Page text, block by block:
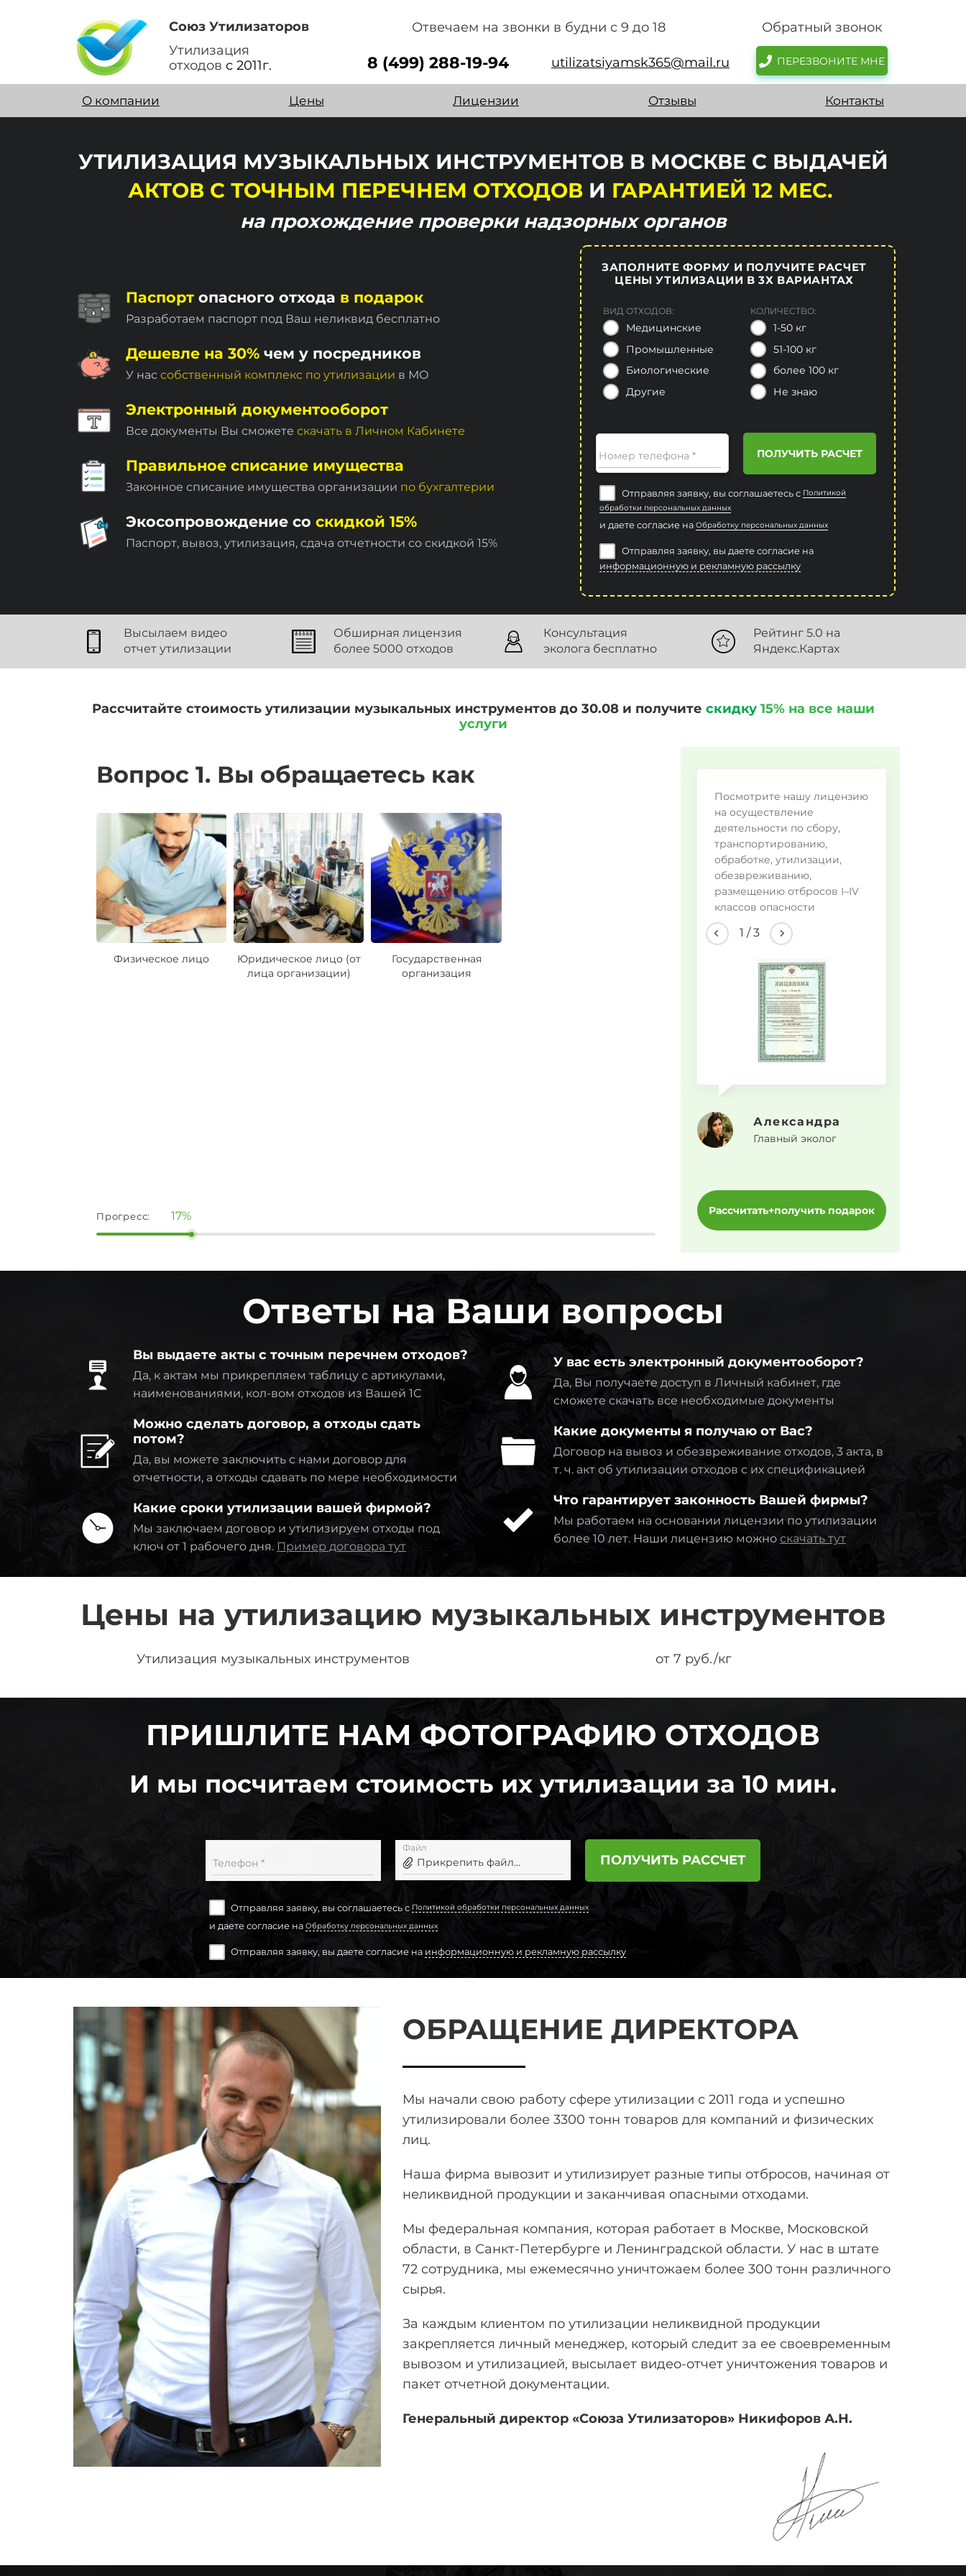
Союз Утилизаторов
Утилизация
отходов с 2011г.
Отвечаем на звонки в будни с 9 до 18 Обратный звонок
8 (499) 288-19-94 utilizatsiyamsk365@mail.ru ПЕРЕЗВОНИТЕ МНЕ
О компании Цены Лицензии Отзывы Контакты
УТИЛИЗАЦИЯ МУЗЫКАЛЬНЫХ ИНСТРУМЕНТОВ В МОСКВЕ С ВЫДАЧЕЙ
АКТОВ С ТОЧНЫМ ПЕРЕЧНЕМ ОТХОДОВИ ГАРАНТИЕЙ 12 МЕС.
на прохождение проверки надзорных органов
Паспорт опасного отхода в подарок
Разработаем паспорт под Ваш неликвид бесплатно
Дешевле на 30% чем у посредников
У нас собственный комплекc по утилизации в МО
Электронный документооборот
Все документы Вы сможете скачать в Личном Кабинете
Правильное списание имущества
Законное списание имущества организации по бухгалтерии
Экосопровождение со скидкой 15%
Паспорт, вывоз, утилизация, сдача отчетности со скидкой 15%
ЗАПОЛНИТЕ ФОРМУ И ПОЛУЧИТЕ РАСЧЕТ
ЦЕНЫ УТИЛИЗАЦИИ В 3Х ВАРИАНТАХ
ВИД ОТХОДОВ:
Медицинские
Промышленные
Биологические
Другие
КОЛИЧЕСТВО:
1-50 кг
51-100 кг
более 100 кг
Не знаю
Номер телефона * ПОЛУЧИТЬ РАСЧЕТ
Отправляя заявку, вы соглашаетесь с Политикой
обработки персональных данных
и даете согласие на Обработку персональных данных
Отправляя заявку, вы даете согласие на
информационную и рекламную рассылку
Высылаем видео
отчет утилизации
Обширная лицензия
более 5000 отходов
Консультация
эколога бесплатно
Рейтинг 5.0 на
Яндекс.Картах
Рассчитайте стоимость утилизации музыкальных инструментов до 30.08 и получите скидку 15% на все наши
услуги
Вопрос 1. Вы обращаетесь как
Физическое лицо
Юридическое лицо (от
лица организации)
Государственная
организация
Прогресс: 17%
Посмотрите нашу лицензию
на осуществление
деятельности по сбору,
транспортированию,
обработке, утилизации,
обезвреживанию,
размещению отбросов I–IV
классов опасности
2 /3
Александра
Главный эколог
Рассчитать+получить подарок
Ответы на Ваши вопросы
Вы выдаете акты с точным перечнем отходов?
Да, к актам мы прикрепляем таблицу с артикулами,
наименованиями, кол-вом отходов из Вашей 1C
Можно сделать договор, а отходы сдать
потом?
Да, вы можете заключить с нами договор для
отчетности, а отходы сдавать по мере необходимости
Какие сроки утилизации вашей фирмой?
Мы заключаем договор и утилизируем отходы под
ключ от 1 рабочего дня. Пример договора тут
У вас есть электронный документооборот?
Да, Вы получаете доступ в Личный кабинет, где
сможете скачать все необходимые документы
Какие документы я получаю от Вас?
Договор на вывоз и обезвреживание отходов, 3 акта, в
т. ч. акт об утилизации отходов с их спецификацией
Что гарантирует законность Вашей фирмы?
Мы работаем на основании лицензии по утилизации
более 10 лет. Наши лицензию можно скачать тут
Цены на утилизацию музыкальных инструментов
Утилизация музыкальных инструментов от 7 руб./кг
ПРИШЛИТЕ НАМ ФОТОГРАФИЮ ОТХОДОВ
И мы посчитаем стоимость их утилизации за 10 мин.
Телефон *
Файл
Прикрепить файл... ПОЛУЧИТЬ РАССЧЕТ
Отправляя заявку, вы соглашаетесь с Политикой обработки персональных данных
и даете согласие на Обработку персональных данных
Отправляя заявку, вы даете согласие на информационную и рекламную рассылку
ОБРАЩЕНИЕ ДИРЕКТОРА
Мы начали свою работу сфере утилизации с 2011 года и успешно
утилизировали более 3300 тонн товаров для компаний и физических
лиц.
Наша фирма вывозит и утилизирует разные типы отбросов, начиная от
неликвидной продукции и заканчивая опасными отходами.
Мы федеральная компания, которая работает в Москве, Московской
области, в Санкт-Петербурге и Ленинградской области. У нас в штате
72 сотрудника, мы ежемесячно уничтожаем более 300 тонн различного
сырья.
За каждым клиентом по утилизации неликвидной продукции
закрепляется личный менеджер, который следит за ее своевременным
вывозом и утилизацией, высылает видео-отчет уничтожения товаров и
пакет отчетной документации.
Генеральный директор «Союза Утилизаторов» Никифоров А.Н.